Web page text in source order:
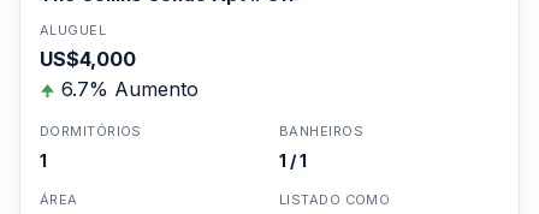
ALUGUEL
US$4,000
6.7% Aumento
DORMITÓRIOS
1
BANHEIROS
1 / 1
ÁREA LISTADO COMO